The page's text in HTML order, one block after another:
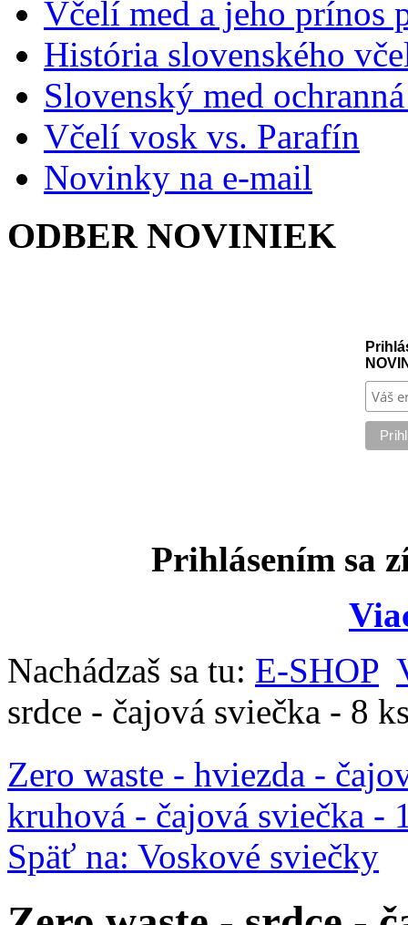
Včelí med a jeho prínos
História slovenského
Slovenský med
Včelí vosk vs. Parafín
Novinky na e-mail
ODBER NOVINIEK
Prihlásením sa
Nachádzaš sa tu: E-SHOP
srdce - čajová sviečka - 8
Zero waste - hviezda -
kruhová - čajová sviečka -
Späť na: Voskové sviečky